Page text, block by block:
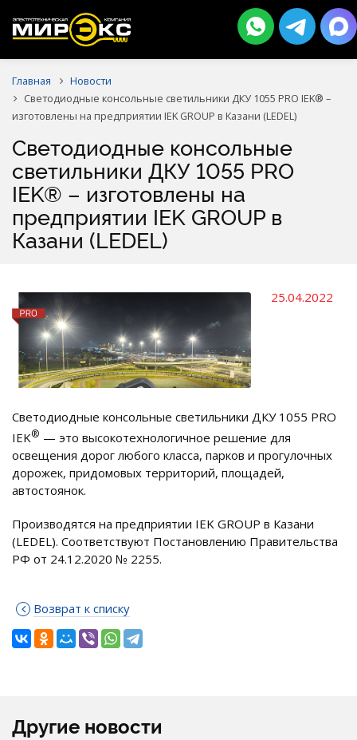
Главная
Новости
Светодиодные консольные светильники ДКУ 1055 PRO IEK® –
изготовлены на предприятии IEK GROUP в Казани (LEDEL)
Светодиодные консольные
светильники ДКУ 1055 PRO
IEK® – изготовлены на
предприятии IEK GROUP в
Казани (LEDEL)
25.04.2022
Светодиодные консольные светильники ДКУ 1055 PRO
IEK® — это высокотехнологичное решение для
освещения дорог любого класса, парков и прогулочных
дорожек, придомовых территорий, площадей,
автостоянок.
Производятся на предприятии IEK GROUP в Казани
(LEDEL). Соответствуют Постановлению Правительства
РФ от 24.12.2020 № 2255.
Возврат к списку
Другие новости